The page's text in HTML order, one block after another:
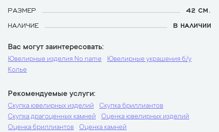
РАЗМЕР
42 СМ.
НАЛИЧИЕ
В НАЛИЧИИ
Вас могут заинтересовать
Ювелирные изделия No name
Ювелирные украшения б/у
Колье
Рекомендуемые услуги
Скупка ювелирных изделий
Скупка бриллиантов
Скупка драгоценных камней
Оценка ювелирных изделий
Оценка бриллиантов
Оценка камней